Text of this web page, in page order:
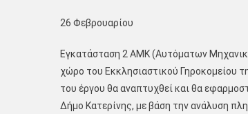
26 Φεβρουαρίου
Εγκατάσταση 2 ΑΜΚ (Αυτόματων
χώρο του Εκκλησιαστικού Γηροκομείου
του έργου θα αναπτυχθεί και θα
Δήμο Κατερίνης, με βάση την ανάλυση